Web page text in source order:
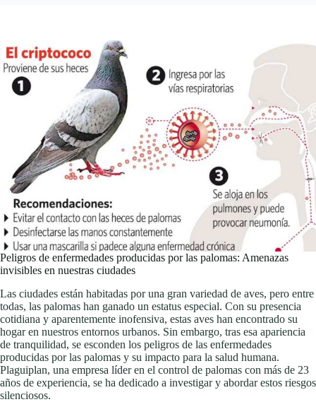
Peligros de enfermedades producidas por las palomas: Amenazas
invisibles en nuestras ciudades
Las ciudades están habitadas por una gran variedad de aves, pero entre
todas, las palomas han ganado un estatus especial. Con su presencia
cotidiana y aparentemente inofensiva, estas aves han encontrado su
hogar en nuestros entornos urbanos. Sin embargo, tras esa apariencia
de tranquilidad, se esconden los peligros de las enfermedades
producidas por las palomas y su impacto para la salud humana.
Plaguiplan, una empresa líder en el control de palomas con más de 23
años de experiencia, se ha dedicado a investigar y abordar estos riesgos
silenciosos.